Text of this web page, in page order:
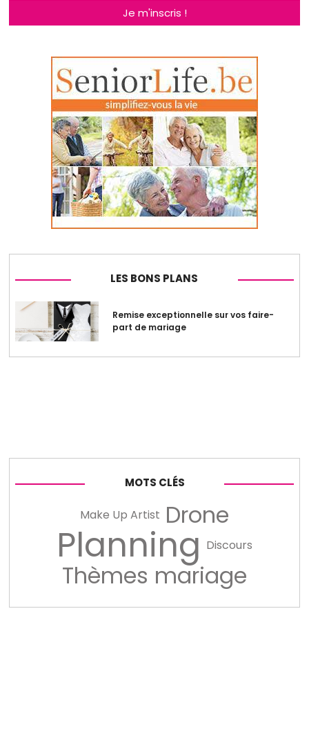
Je m'inscris !
LES BONS PLANS
Remise exceptionnelle sur vos faire-
part de mariage
MOTS CLÉS
Make Up Artist Drone
Planning Discours
Thèmes mariage